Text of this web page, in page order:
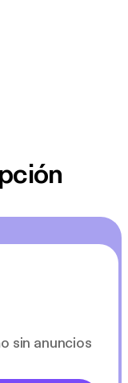
sin anuncios